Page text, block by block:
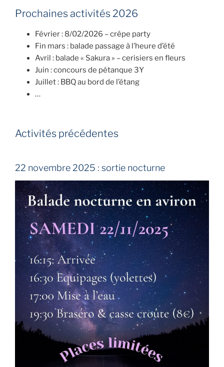
Prochaines activités 2026
Février : 8/02/2026 – crêpe party
Fin mars : balade passage à l’heure d’été
Avril : balade « Sakura » – cerisiers en fleurs
Juin : concours de pétanque 3Y
Juillet : BBQ au bord de l’étang
…
Activités précédentes
22 novembre 2025 : sortie nocturne